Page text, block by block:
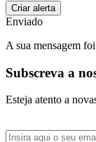
Enviado
A sua mensagem
Subscreva a
Esteja atento a